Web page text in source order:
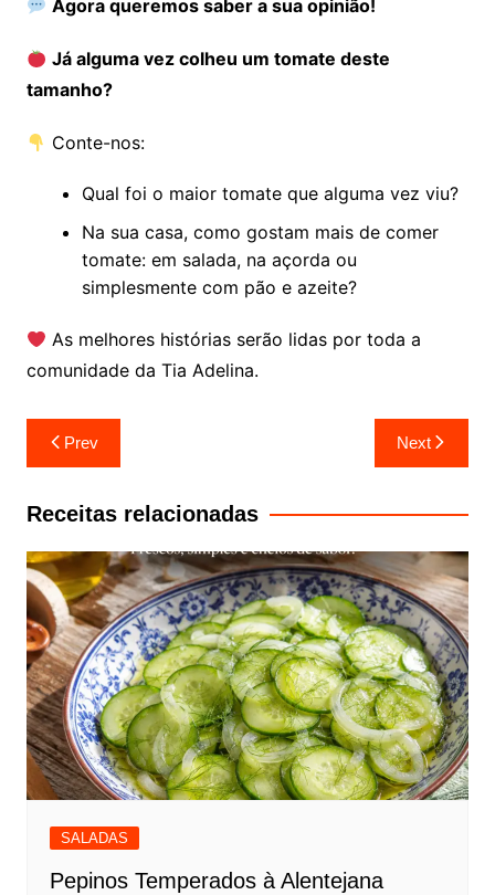
Agora queremos saber a sua opinião!
Já alguma vez colheu um tomate deste
tamanho?
Conte-nos:
Qual foi o maior tomate que alguma vez viu?
Na sua casa, como gostam mais de comer
tomate: em salada, na açorda ou
simplesmente com pão e azeite?
As melhores histórias serão lidas por toda a
comunidade da Tia Adelina.
Navegação
de
artigos
Prev Next
Receitas relacionadas
SALADAS
Pepinos Temperados à Alentejana